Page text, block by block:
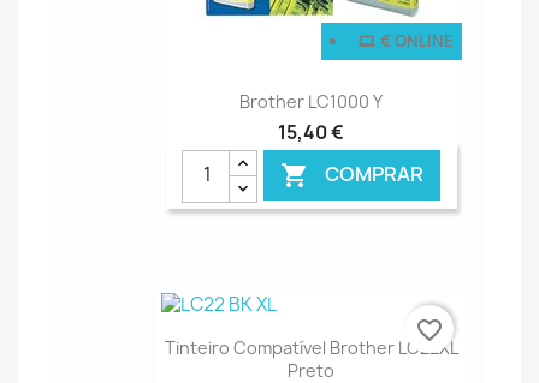
Brother LC1000 Y
15,40 €
 COMPRAR
€ ONLINE
Tinteiro Compatível Brother LC22XL
Preto
favorite_border